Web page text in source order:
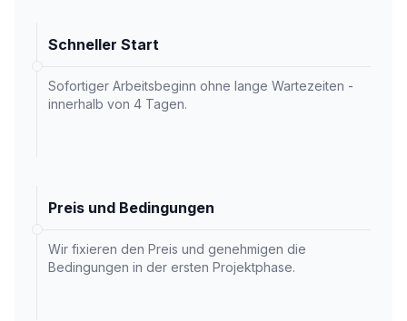
Schneller Start
Sofortiger Arbeitsbeginn ohne lange Wartezeiten -
innerhalb von 4 Tagen.
Preis und Bedingungen
Wir fixieren den Preis und genehmigen die
Bedingungen in der ersten Projektphase.